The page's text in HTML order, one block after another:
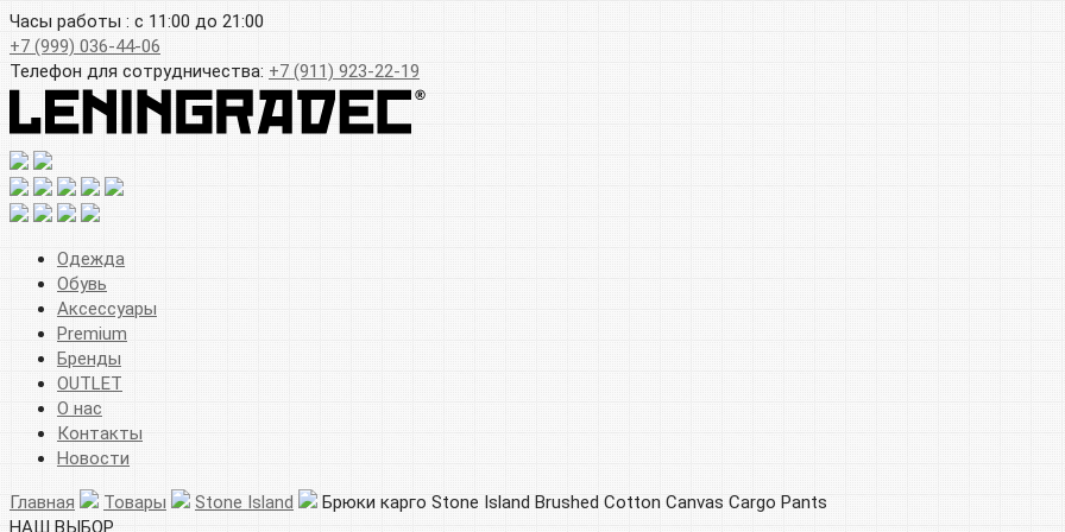
Часы работы : с 11:00 до 21:00
+7 (999) 036-44-06
Телефон для сотрудничества: +7 (911) 923-22-19
Одежда
Обувь
Аксессуары
Premium
Бренды
OUTLET
О нас
Контакты
Новости
Главная Товары Stone Island
Брюки карго Stone Island Brushed Cotton Canvas Cargo Pants
НАШ ВЫБОР